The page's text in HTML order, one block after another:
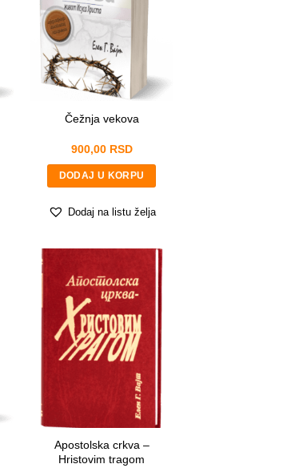
Čežnja vekova
900,00 RSD
DODAJ U KORPU
Dodaj na listu želja
Apostolska crkva –
Hristovim tragom